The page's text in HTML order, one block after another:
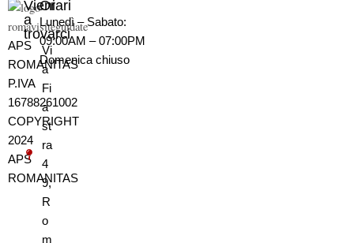
APS
ROMANITAS
P.IVA
16788261002
COPYRIGHT
2024
APS
ROMANITAS
Vieni
a
trovarci
Vi
a
Fi
a
st
ra
4
9,
R
o
m
Orari
Lunedì – Sabato:
09:00AM – 07:00PM
Domenica chiuso